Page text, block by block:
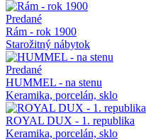
Predané
Rám - rok 1900
Starožitný nábytok
Predané
HUMMEL - na stenu
Keramika, porcelán, sklo
ROYAL DUX - 1. republika
Keramika, porcelán, sklo